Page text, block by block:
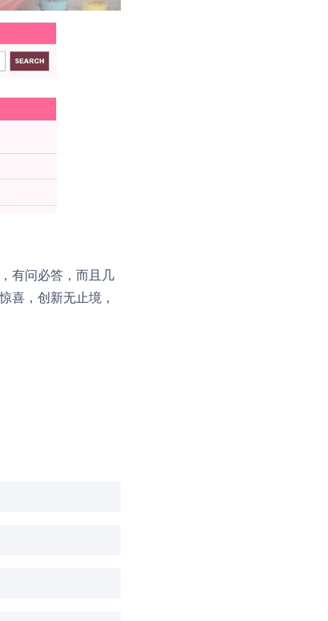
有问必答，而且几
喜，创新无止境，